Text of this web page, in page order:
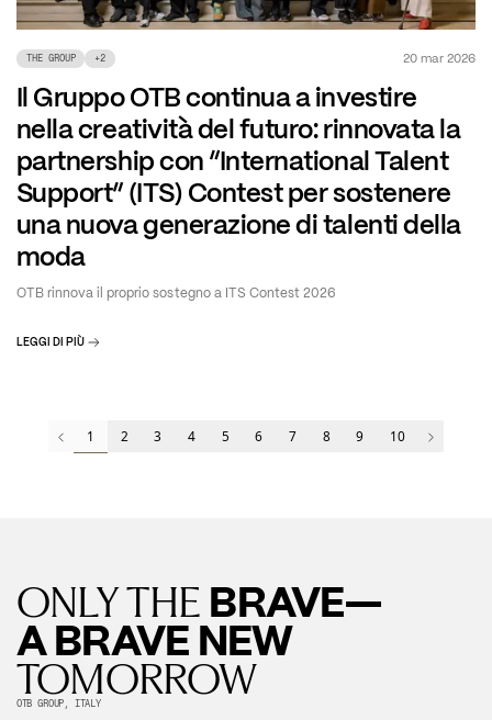
THE GROUP +2 20 mar 2026
Il Gruppo OTB continua a investire
nella creatività del futuro: rinnovata la
partnership con “International Talent
Support” (ITS) Contest per sostenere
una nuova generazione di talenti della
moda
OTB rinnova il proprio sostegno a ITS Contest 2026
LEGGI DI PIÙ
1 2 3 4 5 6 7 8 9 10
ONLY THE BRAVE—
A BRAVE NEW
TOMORROW
OTB GROUP, ITALY